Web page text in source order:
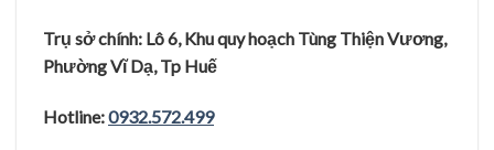
Trụ sởchính: Lô 6, Khu quy hoạch Tùng Thiện Vương,
Phường VĩDạ, Tp Huê
Hotline:0932.572.499